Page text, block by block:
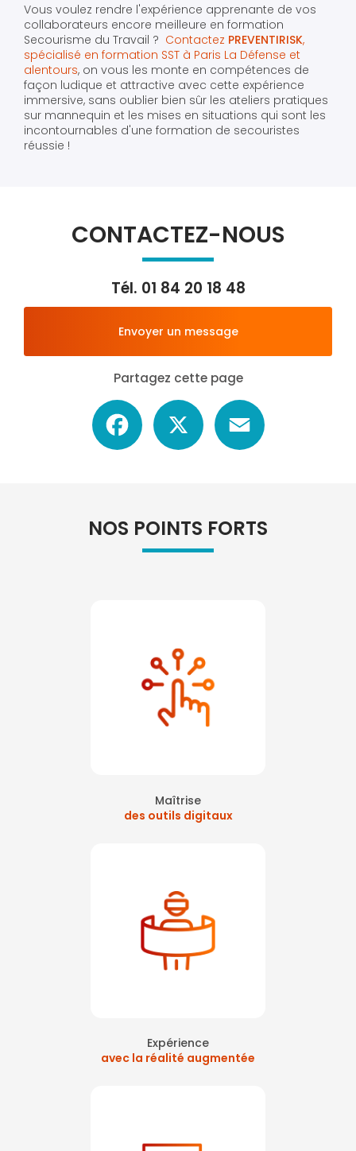
Vous voulez rendre l'expérience apprenante de vos
collaborateurs encore meilleure en formation
Secourisme du Travail ? Contactez PREVENTIRISK,
spécialisé en formation SST à Paris La Défense et
alentours, on vous les monte en compétences de
façon ludique et attractive avec cette expérience
immersive, sans oublier bien sûr les ateliers pratiques
sur mannequin et les mises en situations qui sont les
incontournables d'une formation de secouristes
réussie !
CONTACTEZ-NOUS
Tél. 01 84 20 18 48
Envoyer un message
Partagez cette page
Facebook
NOS POINTS FORTS
Maîtrise
des outils digitaux
Expérience
avec la réalité augmentée